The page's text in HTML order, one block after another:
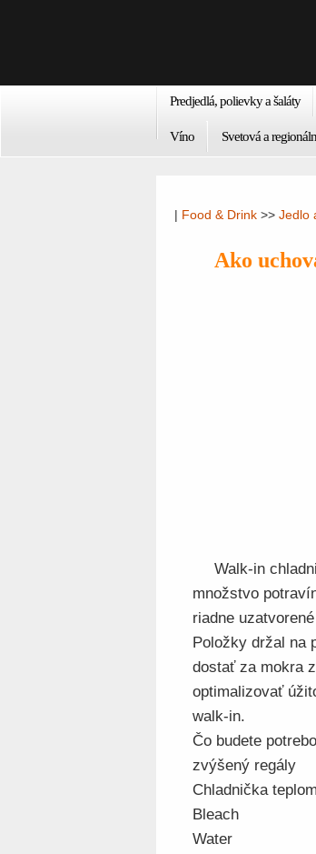
Predjedlá, polievky a šaláty
Víno Svetová a
| Food & Drink >> Jedlo
Ako
Walk-in
množstvo
riadne
Položky držal na
dostať za mokra
optimalizovať
walk-in.
Čo budete
zvýšený regály
Chladnička
Bleach
Water